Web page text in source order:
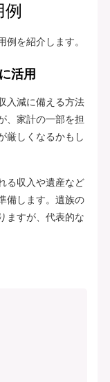
例
を紹介します。
活用
入減に備える方法
、家計の一部を担
厳しくなるかもし
る収入や遺産など
備します。遺族の
ますが、代表的な